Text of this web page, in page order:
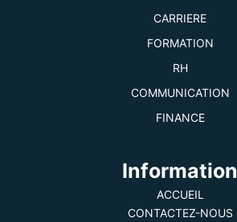
CARRIERE
FORMATION
RH
COMMUNICATION
FINANCE
Information
ACCUEIL
CONTACTEZ-NOUS